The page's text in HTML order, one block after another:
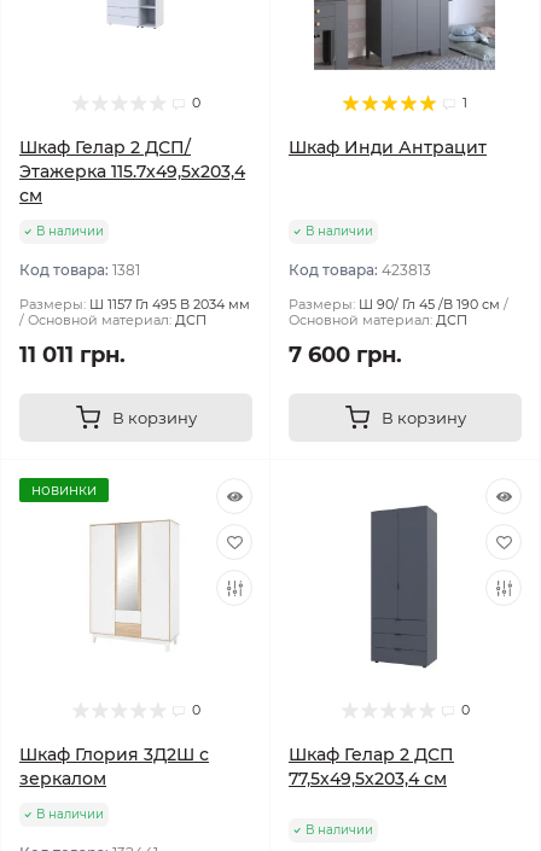
0
Шкаф Гелар 2 ДСП/
Этажерка 115.7х49,5х203,4
см
В наличии
Код товара: 1381
Размеры: Ш 1157 Гл 495 В 2034 мм
Основной материал: ДСП
11 011 грн.
В корзину
1
Шкаф Инди Антрацит
В наличии
Код товара: 423813
Размеры: Ш 90/ Гл 45 /В 190 см
Основной материал: ДСП
7 600 грн.
В корзину
новинки
0
Шкаф Глория 3Д2Ш с
зеркалом
В наличии
0
Шкаф Гелар 2 ДСП
77,5х49,5х203,4 см
В наличии